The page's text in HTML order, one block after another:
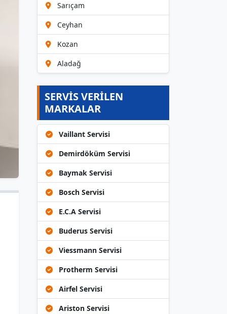
Sarıçam
Ceyhan
Kozan
Aladağ
SERVİS VERİLEN
MARKALAR
Vaillant Servisi
Demirdöküm Servisi
Baymak Servisi
Bosch Servisi
E.C.A Servisi
Buderus Servisi
Viessmann Servisi
Protherm Servisi
Airfel Servisi
Ariston Servisi